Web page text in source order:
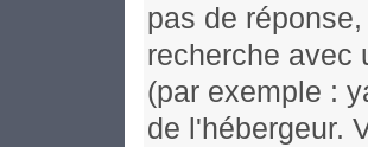
pas de
recherche avec
(par exemple :
de l'hébergeur.